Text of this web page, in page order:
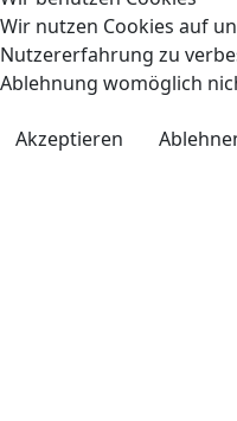
Wir nutzen Cookies auf
Nutzererfahrung zu
Ablehnung womöglich
Akzeptieren